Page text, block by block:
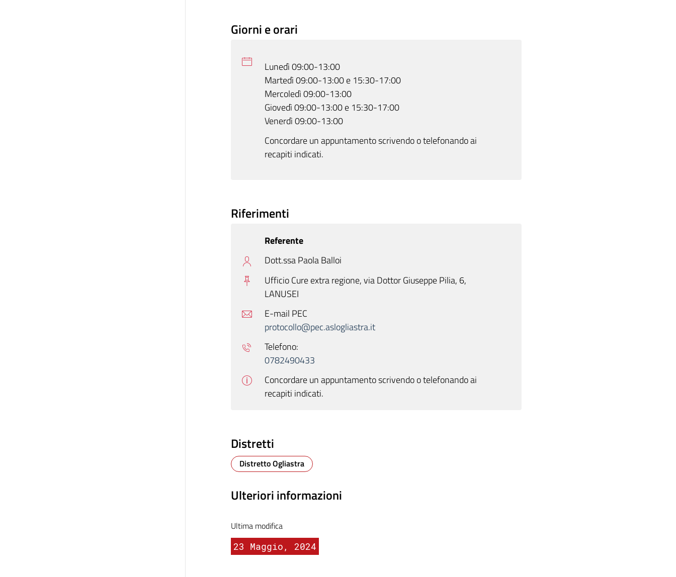
Giorni e orari
Lunedì 09:00-13:00
Martedì 09:00-13:00 e 15:30-17:00
Mercoledì 09:00-13:00
Giovedì 09:00-13:00 e 15:30-17:00
Venerdì 09:00-13:00
Concordare un appuntamento scrivendo o telefonando ai
recapiti indicati.
Riferimenti
Referente
Dott.ssa Paola Balloi
Ufficio Cure extra regione, via Dottor Giuseppe Pilia, 6,
LANUSEI
E-mail PEC
protocollo@pec.aslogliastra.it
Telefono:
0782490433
Concordare un appuntamento scrivendo o telefonando ai
recapiti indicati.
Distretti
Distretto Ogliastra
Ulteriori informazioni
Ultima modifica
23 Maggio, 2024